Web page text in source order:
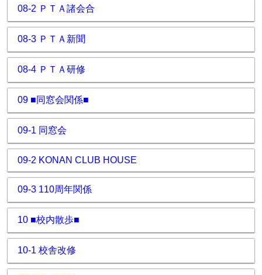
08-2 ＰＴＡ諸会合
08-3 ＰＴＡ新聞
08-4 ＰＴＡ研修
09 ■同窓会関係■
09-1 同窓会
09-2 KONAN CLUB HOUSE
09-3 110周年関係
10 ■校内散歩■
10-1 校舎改修